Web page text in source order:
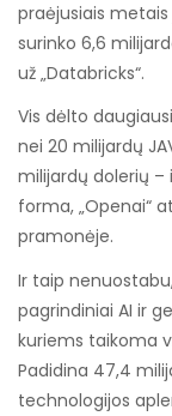
praėjusiais metais
surinko 6,6
už „Databricks“.
Vis dėlto
nei 20 milijardų
milijardų dolerių –
forma, „Openai“
pramonėje.
Ir taip
pagrindiniai AI ir
kuriems taikoma
Padidina 47,4
technologijos